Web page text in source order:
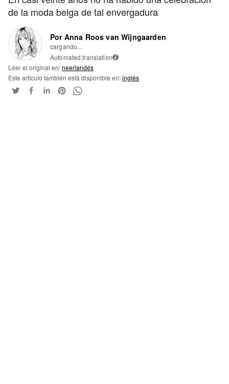
de la moda belga de tal envergadura
Por Anna Roos van Wijngaarden
cargando...
Automated translation i
Leer el original en:neerlandés
Este artículo también está disponible en:inglés